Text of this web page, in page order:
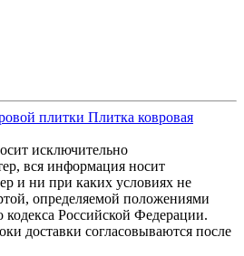
Плитка ковровая
исключительно
вся информация носит
и ни при каких условиях не
определяемой положениями
кодекса Российской Федерации.
доставки согласовываются после